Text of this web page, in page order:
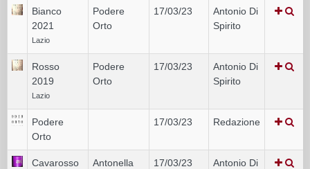
Bianco
2021
Lazio
Podere
Orto
17/03/23
Antonio Di
Spirito
Rosso
2019
Lazio
Podere
Orto
17/03/23
Antonio Di
Spirito
Podere
Orto
17/03/23 Redazione
Cavarosso
Antonella
17/03/23
Antonio Di